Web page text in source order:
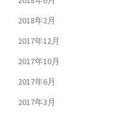
2018年2月
2017年12月
2017年10月
2017年6月
2017年3月